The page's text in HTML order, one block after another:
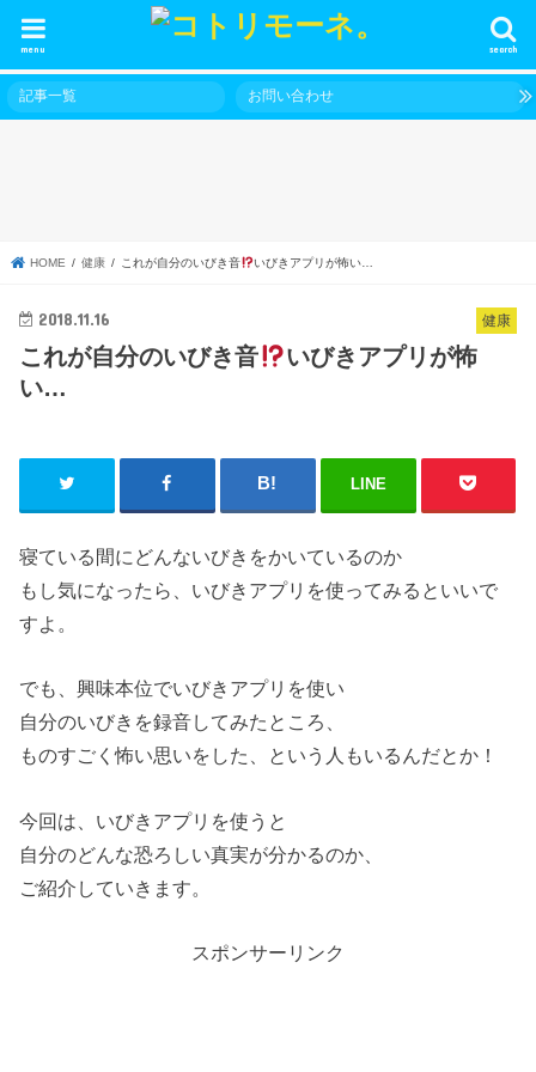
search
menu
記事一覧 お問い合わせ
HOME 健康 これが自分のいびき音 いびきアプリが怖い…
健康
2018.11.16
これが自分のいびき音
いびきアプリが怖
い…
LINE
寝ている間にどんないびきをかいているのか
もし気になったら、いびきアプリを使ってみるといいで
すよ。
でも、興味本位でいびきアプリを使い
自分のいびきを録音してみたところ、
ものすごく怖い思いをした、という人もいるんだとか！
今回は、いびきアプリを使うと
自分のどんな恐ろしい真実が分かるのか、
ご紹介していきます。
スポンサーリンク